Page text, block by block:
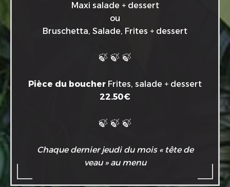
Maxi salade + dessert
ou
Bruschetta, Salade, Frites + dessert
🍃 🍃 🍃
Pièce du boucher Frites, salade + dessert
22.50€
🍃 🍃 🍃
Chaque dernier jeudi du mois « tête de
veau » au menu